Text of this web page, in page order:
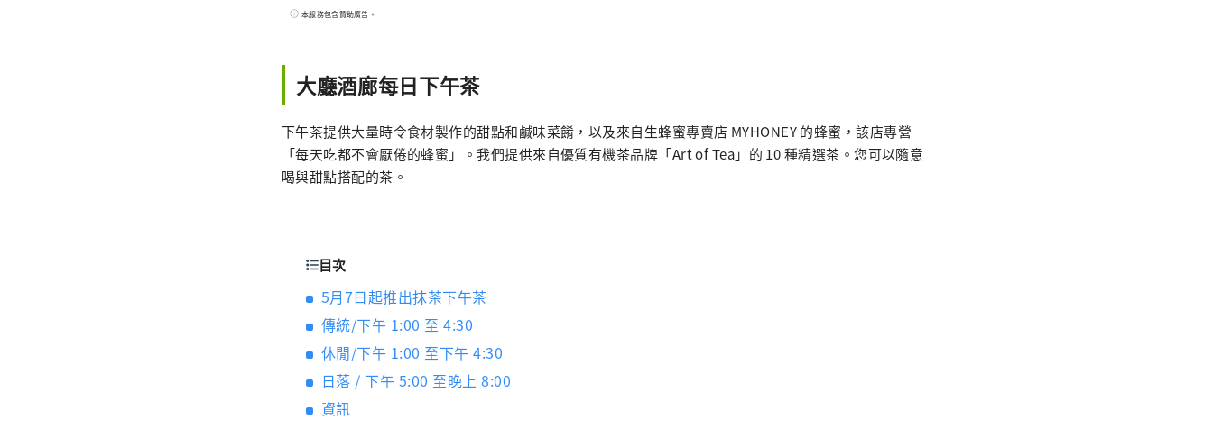
本服務包含贊助廣告。
大廳酒廊每日下午茶
下午茶提供大量時令食材製作的甜點和鹹味菜餚，以及來自生蜂蜜專賣店 MYHONEY 的蜂蜜，該店專營
「每天吃都不會厭倦的蜂蜜」。我們提供來自優質有機茶品牌「Art of Tea」的 10 種精選茶。您可以隨意
喝與甜點搭配的茶。
目次
5月7日起推出抹茶下午茶
傳統/下午 1:00 至 4:30
休閒/下午 1:00 至下午 4:30
日落 / 下午 5:00 至晚上 8:00
資訊